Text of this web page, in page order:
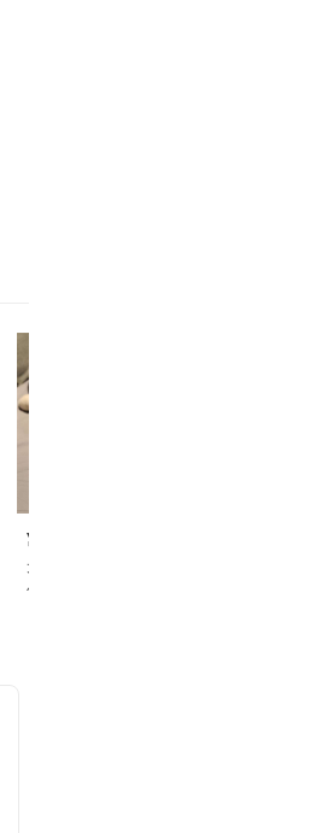
¥
犬 ぬいぐるみ もちもち
パグ抱き枕